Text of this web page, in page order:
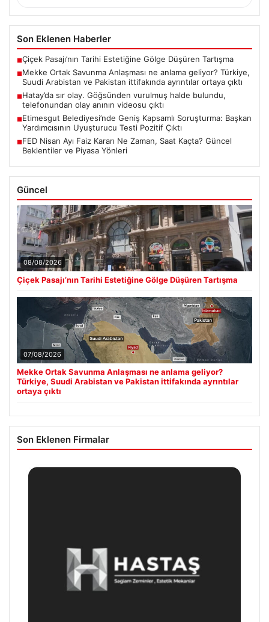
Son Eklenen Haberler
■Çiçek Pasajı’nın Tarihi Estetiğine Gölge Düşüren Tartışma
■Mekke Ortak Savunma Anlaşması ne anlama geliyor? Türkiye,
Suudi Arabistan ve Pakistan ittifakında ayrıntılar ortaya çıktı
■Hatay’da sır olay. Göğsünden vurulmuş halde bulundu,
telefonundan olay anının videosu çıktı
■Etimesgut Belediyesi’nde Geniş Kapsamlı Soruşturma: Başkan
Yardımcısının Uyuşturucu Testi Pozitif Çıktı
■FED Nisan Ayı Faiz Kararı Ne Zaman, Saat Kaçta? Güncel
Beklentiler ve Piyasa Yönleri
Güncel
08/08/2026
Çiçek Pasajı’nın Tarihi Estetiğine Gölge Düşüren Tartışma
07/08/2026
Mekke Ortak Savunma Anlaşması ne anlama geliyor?
Türkiye, Suudi Arabistan ve Pakistan ittifakında ayrıntılar
ortaya çıktı
Son Eklenen Firmalar